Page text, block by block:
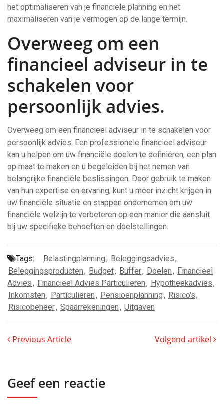
het optimaliseren van je financiële planning en het
maximaliseren van je vermogen op de lange termijn.
Overweeg om een
financieel adviseur in te
schakelen voor
persoonlijk advies.
Overweeg om een financieel adviseur in te schakelen voor
persoonlijk advies. Een professionele financieel adviseur
kan u helpen om uw financiële doelen te definiëren, een plan
op maat te maken en u begeleiden bij het nemen van
belangrijke financiële beslissingen. Door gebruik te maken
van hun expertise en ervaring, kunt u meer inzicht krijgen in
uw financiële situatie en stappen ondernemen om uw
financiële welzijn te verbeteren op een manier die aansluit
bij uw specifieke behoeften en doelstellingen.
Tags: Belastingplanning, Beleggingsadvies,
Beleggingsproducten, Budget, Buffer, Doelen, Financieel
Advies, Financieel Advies Particulieren, Hypotheekadvies,
Inkomsten, Particulieren, Pensioenplanning, Risico's,
Risicobeheer, Spaarrekeningen, Uitgaven
Previous Article Volgend artikel
Geef een reactie